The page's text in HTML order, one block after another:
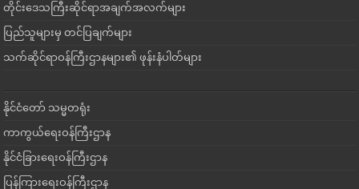
တိုင်းဒေသကြီးဆိုင်ရာအချက်အလက်များ
ပြည်သူများမှ တင်ပြချက်များ
သက်ဆိုင်ရာဝန်ကြီးဌာနများ၏ ဖုန်းနံပါတ်များ
နိုင်ငံတော် သမ္မတရုံး
ကာကွယ်ရေးဝန်ကြီးဌာန
နိုင်ငံခြားရေးဝန်ကြီးဌာန
ပြန်ကြားရေးဝန်ကြီးဌာန